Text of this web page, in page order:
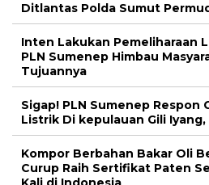
Ditlantas Polda Sumut
Inten Lakukan Pemeliharaan
PLN Sumenep Himbau
Tujuannya
Sigap! PLN Sumenep Respon
Listrik Di kepulauan Gili
Kompor Berbahan Bakar Oli
Curup Raih Sertifikat Paten